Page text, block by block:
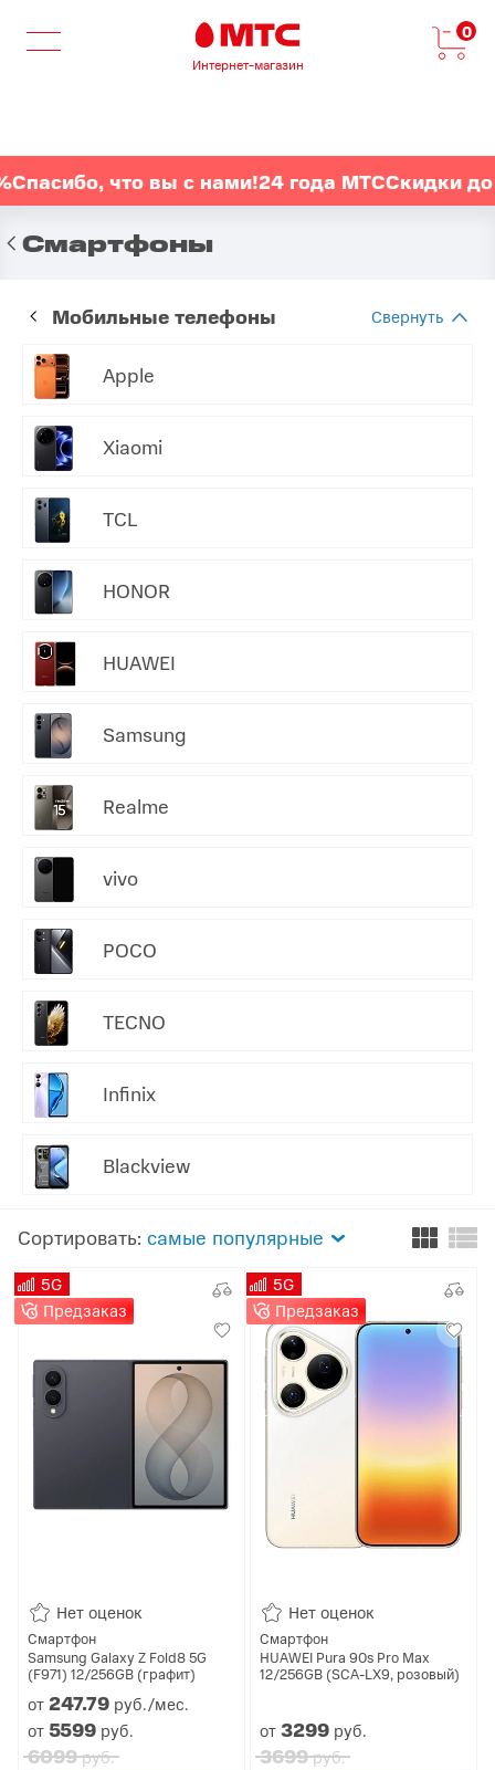
Интернет-магазин
0
что вы с нами!24 года МТС Скидки до 24%
Смартфоны
Мобильные телефоны
Apple
Xiaomi
TCL
HONOR
HUAWEI
Samsung
Realme
vivo
POCO
TECNO
Infinix
Blackview
Сортировать: самые популярные
Нет оценок
Смартфон
Samsung Galaxy Z Fold8 5G
(F971) 12/256GB (графит)
от247.79 руб./мес.
от5599 руб.
6099руб.
5G
Предзаказ
Нет оценок
Смартфон
HUAWEI Pura 90s Pro Max
12/256GB (SCA-LX9, розовый)
от3299 руб.
3699руб.
5G
Предзаказ